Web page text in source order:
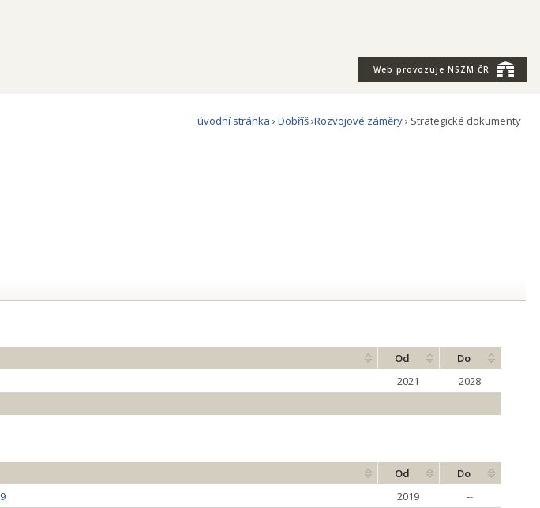
Web provozuje NSZM ČR
úvodní stránka › Dobříš›Rozvojové záměry› Strategické dokumenty
Od
Do
2021
2028
Od
Do
2019
--